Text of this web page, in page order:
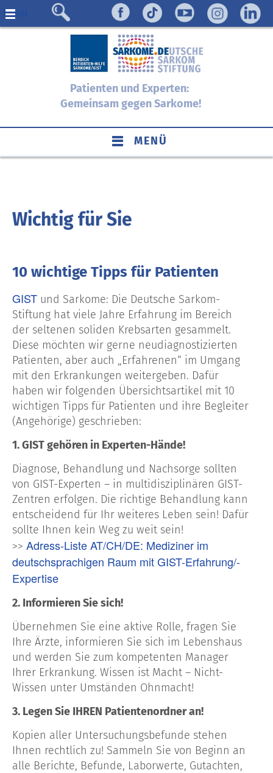
Menü
Patienten und Experten:
Gemeinsam gegen Sarkome!
MENÜ
Wichtig für Sie
10 wichtige Tipps für Patienten
GIST und Sarkome: Die Deutsche Sarkom-
Stiftung hat viele Jahre Erfahrung im Bereich
der seltenen soliden Krebsarten gesammelt.
Diese möchten wir gerne neudiagnostizierten
Patienten, aber auch „Erfahrenen“ im Umgang
mit den Erkrankungen weitergeben. Dafür
haben wir folgenden Übersichtsartikel mit 10
wichtigen Tipps für Patienten und ihre Begleiter
(Angehörige) geschrieben:
1. GIST gehören in Experten-Hände!
Diagnose, Behandlung und Nachsorge sollten
von GIST-Experten – in multidisziplinären GIST-
Zentren erfolgen. Die richtige Behandlung kann
entscheidend für Ihr weiteres Leben sein! Dafür
sollte Ihnen kein Weg zu weit sein!
>> Adress-Liste AT/CH/DE: Mediziner im
deutschsprachigen Raum mit GIST-Erfahrung/-
Expertise
2. Informieren Sie sich!
Übernehmen Sie eine aktive Rolle, fragen Sie
Ihre Ärzte, informieren Sie sich im Lebenshaus
und werden Sie zum kompetenten Manager
Ihrer Erkrankung. Wissen ist Macht – Nicht-
Wissen unter Umständen Ohnmacht!
3. Legen Sie IHREN Patientenordner an!
Kopien aller Untersuchungsbefunde stehen
Ihnen rechtlich zu! Sammeln Sie von Beginn an
alle Berichte, Befunde, Laborwerte, Gutachten,